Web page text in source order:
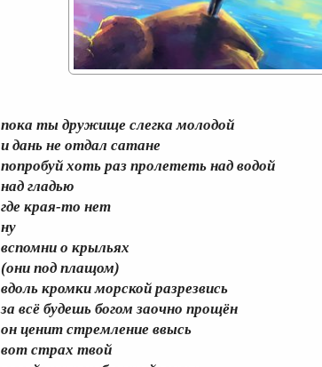
пока ты дружище слегка молодой
и дань не отдал сатане
попробуй хоть раз пролететь над водой
над гладью
где края-то нет
ну
вспомни о крыльях
(они под плащом)
вдоль кромки морской разрезвись
за всё будешь богом заочно прощён
он ценит стремление ввысь
вот страх твой